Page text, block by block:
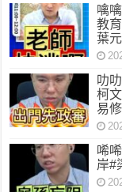
噙
教
葉
叻
柯
易
唏
岸#